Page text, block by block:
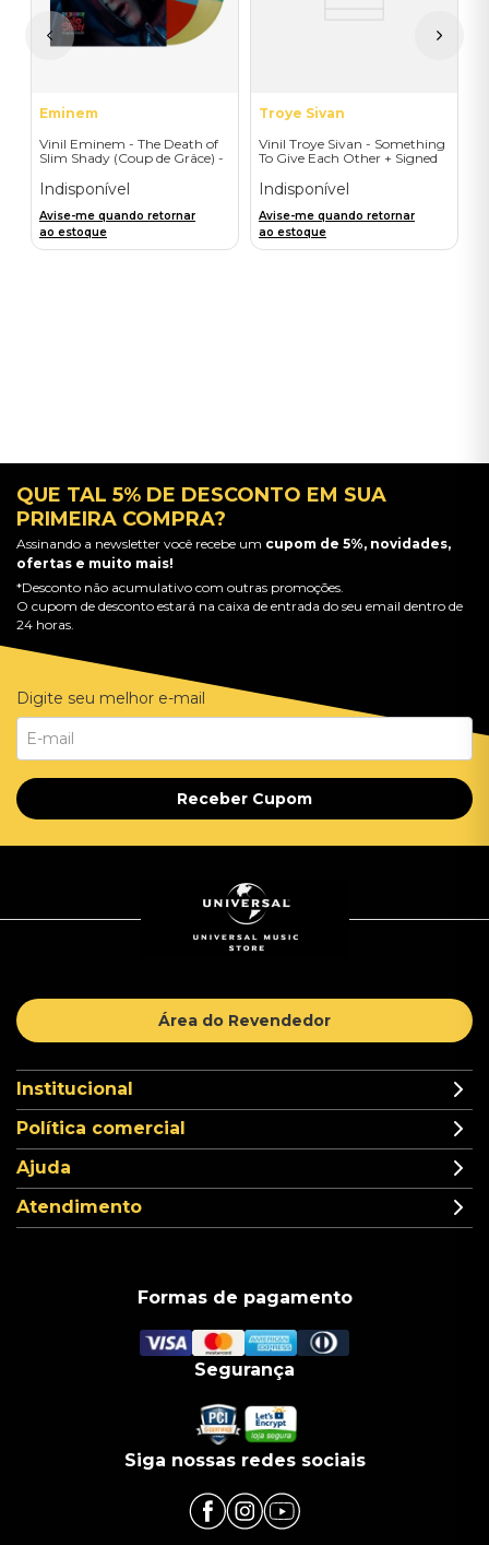
Eminem
Vinil Eminem - The Death of
Slim Shady (Coup de Grâce) -
Indisponível
Avise-me quando retornar
ao estoque
Troye Sivan
Vinil Troye Sivan - Something
To Give Each Other + Signed
Indisponível
Avise-me quando retornar
ao estoque
QUE TAL 5% DE DESCONTO EM SUA
PRIMEIRA COMPRA?
Assinando a newsletter você recebe um cupom de 5%, novidades,
ofertas e muito mais!
*Desconto não acumulativo com outras promoções.
O cupom de desconto estará na caixa de entrada do seu email dentro de
24 horas.
Digite seu melhor e-mail
Receber Cupom
Área do Revendedor
Institucional
Política comercial
Ajuda
Atendimento
Formas de pagamento
Segurança
Siga nossas redes sociais